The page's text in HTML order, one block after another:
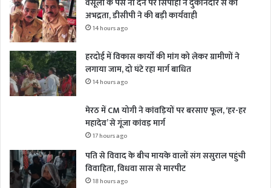
वसूली के पैसे ना देने पर सिपाही ने दुकानदार से की
अभद्रता, डीसीपी ने की बड़ी कार्यवाही
14 hours ago
हरदोई में विकास कार्यों की मांग को लेकर ग्रामीणों ने
लगाया जाम, दो घंटे रहा मार्ग बाधित
14 hours ago
मेरठ में CM योगी ने कांवड़ियों पर बरसाए फूल, ‘हर-हर
महादेव’ से गूंजा कांवड़ मार्ग
17 hours ago
पति से विवाद के बीच मायके वालों संग ससुराल पहुंची
विवाहिता, विधवा सास से मारपीट
18 hours ago